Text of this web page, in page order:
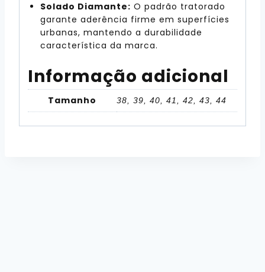
Solado Diamante: O padrão tratorado
garante aderência firme em superfícies
urbanas, mantendo a durabilidade
característica da marca.
Informação adicional
Tamanho 38, 39, 40, 41, 42, 43, 44